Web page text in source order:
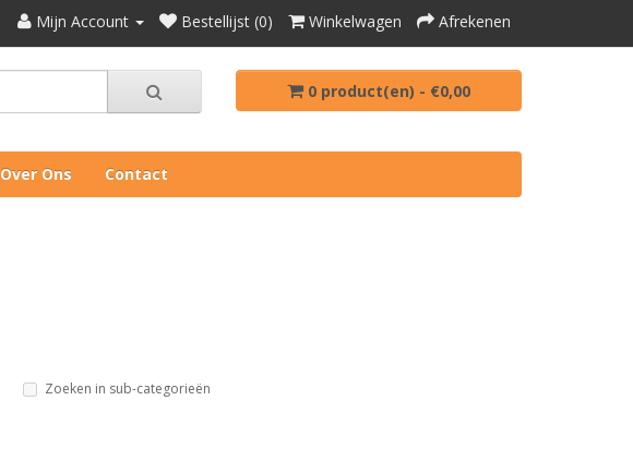
Mijn Account Bestellijst (0) Winkelwagen Afrekenen
0 product(en) - €0,00
Over Ons Contact
Zoeken in sub-categorieën